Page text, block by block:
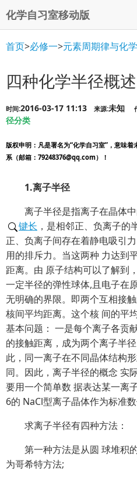
化学自习室移动版
首页>必修一>元素周期律与化
四种化学半径概述
时间:2016-03-17 11:13 来源:未知
径分类
版权申明 ：凡是署名为“化学自习室”，意味
系（邮箱：79248376@qq.com）！
1.离子半径
离子半径是指离子在晶体
键长 ，是相邻正、负离子的
正、负离子间存在着静电吸引
用的排斥力。当这两种 力达到
距离。由 原子结构可以了解到
一定半径的弹性球体,且电子在
无明确的界限。即两个互相接
核间平均距离。这个核 间的平
基本问题： 一是每个离子各贡
的接触距离，成为两个离子半
此，同一离子在不同晶体结构
同。因此，离子半径的概念 实
要用一个简单数 据表达某一离
6的 NaCl型离子晶体作为标准数
求离子半径有四种方法：
第一种方法是从圆 球堆积
为哥希特方法;